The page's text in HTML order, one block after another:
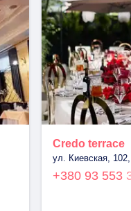
Credo terrace
ул. Киевская,
+380 93 553